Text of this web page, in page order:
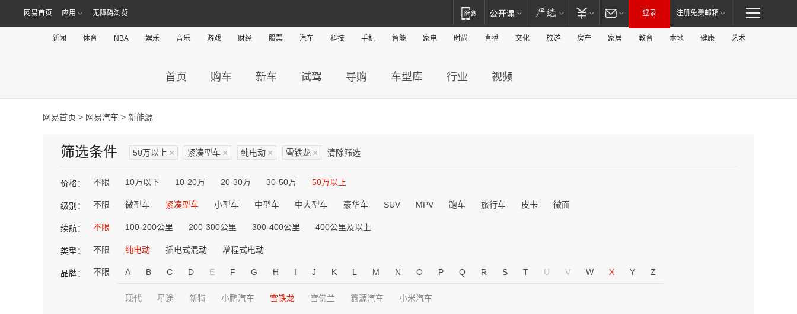
网易首页 应用 无障碍浏览 登录 注册免费邮箱
新闻 体育 NBA 娱乐 音乐 游戏 财经 股票 汽车 科技 手机 智能 家电 时尚 直播 文化 旅游 房产 家居 教育 本地 健康 艺术
首页 购车 新车 试驾 导购 车型库 行业 视频
网易首页 > 网易汽车 > 新能源
筛选条件 50万以上 × 紧凑型车 × 纯电动 × 雪铁龙 × 清除筛选
价格： 不限 10万以下 10-20万 20-30万 30-50万 50万以上
级别： 不限 微型车 紧凑型车 小型车 中型车 中大型车 豪华车 SUV MPV 跑车 旅行车 皮卡 微面
续航： 不限 100-200公里 200-300公里 300-400公里 400公里及以上
类型： 不限 纯电动 插电式混动 增程式电动
品牌： 不限 A B C D E F G H I J K L M N O P Q R S T U V W X Y Z
现代 星途 新特 小鹏汽车 雪铁龙 雪佛兰 鑫源汽车 小米汽车